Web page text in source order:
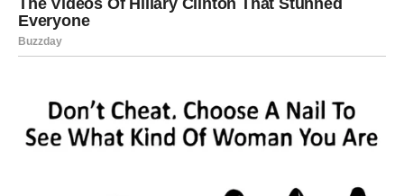
Vrijeme velikih pobjeda tek počinje
DJEVICA